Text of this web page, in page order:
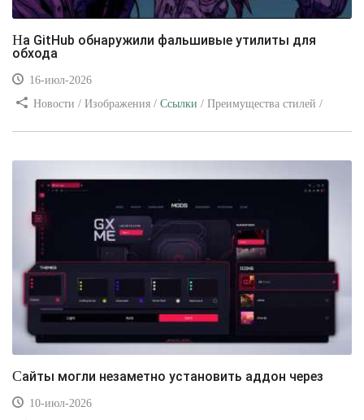
На GitHub обнаружили фальшивые утилиты для
обхода
16-июл-2026
Новости / Изображения / Ссылки / Преимущества стилей /
Сайты могли незаметно установить аддон через
10-июл-2026